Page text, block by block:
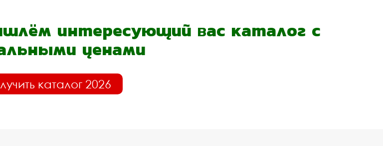
интересующий вас каталог с
ценами
каталог 2026